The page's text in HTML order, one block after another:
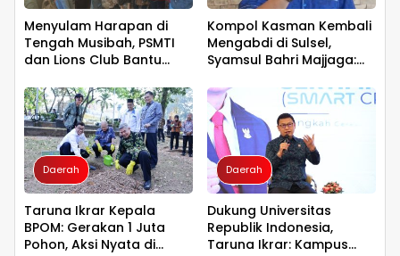
Menyulam Harapan di
Tengah Musibah, PSMTI
dan Lions Club Bantu
Kompol Kasman Kembali
Mengabdi di Sulsel,
Syamsul Bahri Majjaga:
Dipercaya Memimpin
Daerah
Taruna Ikrar Kepala
BPOM: Gerakan 1 Juta
Pohon, Aksi Nyata di
Daerah
Dukung Universitas
Republik Indonesia,
Taruna Ikrar: Kampus
Daerah